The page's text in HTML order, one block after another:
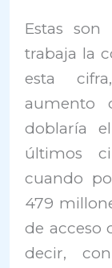
Estas
trabaja la
esta
aumento
doblaría
últimos
cuando
479
de acceso
decir,